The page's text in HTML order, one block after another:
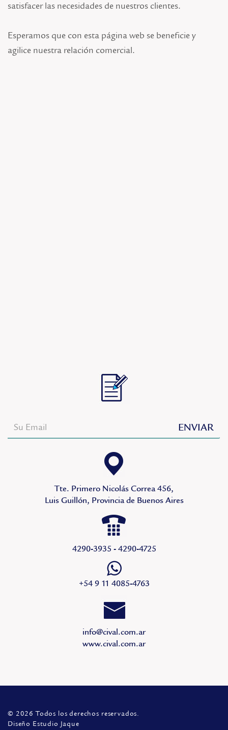
satisfacer las necesidades de nuestros clientes.
Esperamos que con esta página web se beneficie y
agilice nuestra relación comercial.
Tte. Primero Nicolás Correa 456,
Luis Guillón, Provincia de Buenos Aires
4290-3935 - 4290-4725
+54 9 11 4085-4763
info@cival.com.ar
www.cival.com.ar
© 2026 Todos los derechos reservados.
Diseño Estudio Jaque